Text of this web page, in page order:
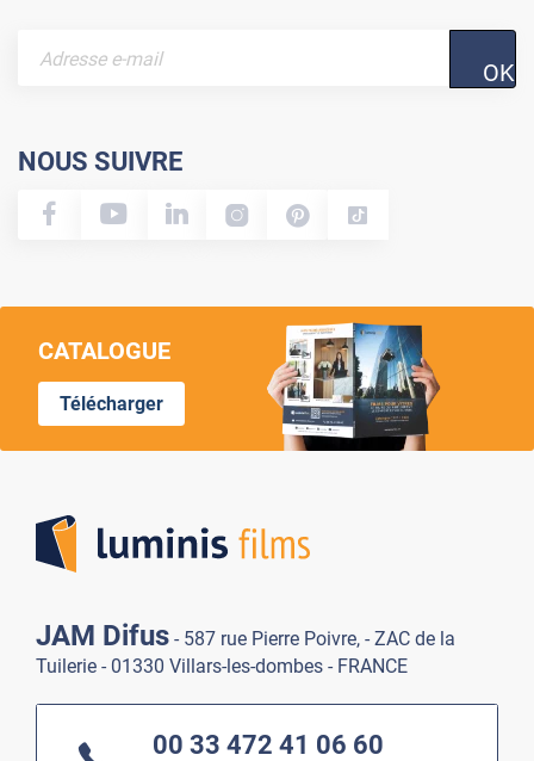
OK
NOUS SUIVRE
CATALOGUE
Télécharger
JAM Difus - 587 rue Pierre Poivre, - ZAC de la
Tuilerie - 01330 Villars-les-dombes - FRANCE
00 33 472 41 06 60